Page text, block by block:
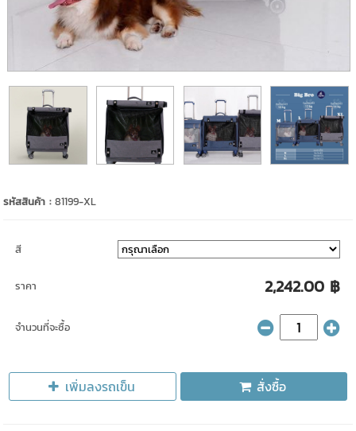
รหัสสินค้า :81199-XL
สี
ราคา 2,242.00 ฿
จำนวนที่จะซื้อ
เพิ่มลงรถเข็น สั่งซื้อ